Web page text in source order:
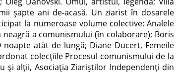
şapte ani de‑acasă. Un ziarist în dosarele
la numeroase volume colective: Analele
neagră a comunismului (în colaborare); Boris
atât de lungă; Diane Ducert, Femeile
colecțiile Procesul comunismului de la
și alții, Asociația Ziariştilor Independenţi din